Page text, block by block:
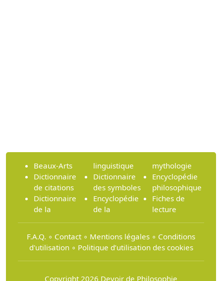
Beaux-Arts
Dictionnaire
de citations
Dictionnaire
de la
linguistique
Dictionnaire
des symboles
Encyclopédie
de la
mythologie
Encyclopédie
philosophique
Fiches de
lecture
F.A.Q. ∘ Contact ∘ Mentions légales ∘ Conditions
d'utilisation∘ Politique d’utilisation des cookies
Copyright 2026 Devoir de Philosophie